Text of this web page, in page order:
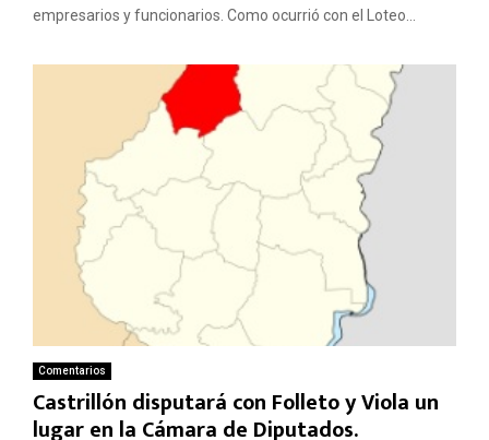
empresarios y funcionarios. Como ocurrió con el Loteo...
Comentarios
Castrillón disputará con Folleto y Viola un
lugar en la Cámara de Diputados.